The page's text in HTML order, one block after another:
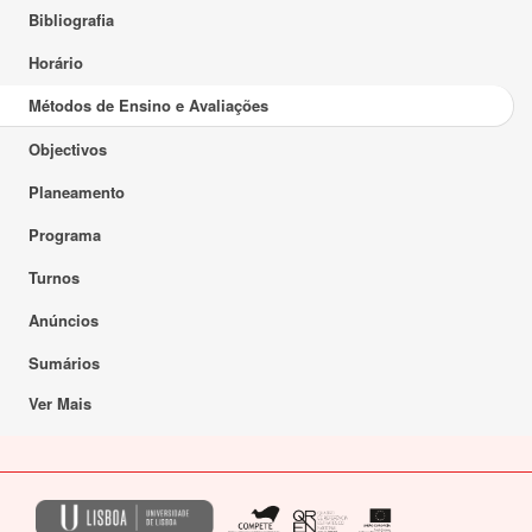
Bibliografia
Horário
Métodos de Ensino e Avaliações
Objectivos
Planeamento
Programa
Turnos
Anúncios
Sumários
Ver Mais